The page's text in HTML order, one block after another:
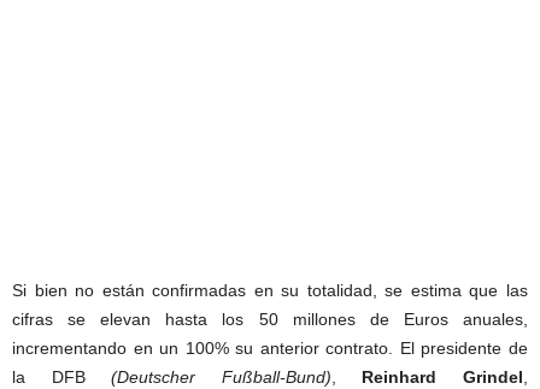
Si bien no están confirmadas en su totalidad, se estima que las
cifras se elevan hasta los 50 millones de Euros anuales,
incrementando en un 100% su anterior contrato. El presidente de
la DFB(Deutscher Fußball-Bund) Reinhard Grindel